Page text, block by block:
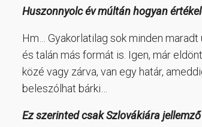
Huszonnyolc év múltán hogyan
Hm… Gyakorlatilag sok minden
és talán más formát is. Igen, már
közé vagy zárva, van egy határ,
beleszólhat bárki…
Ez szerinted csak Szlovákiára